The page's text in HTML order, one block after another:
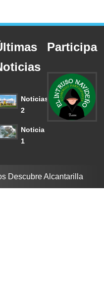
Noticias
2
Noticia
1
Participa
Descubre Alcantarilla